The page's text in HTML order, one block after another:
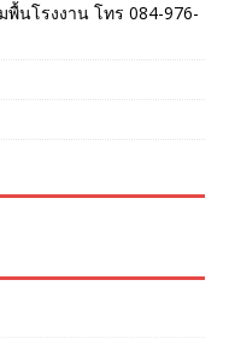
นโรงงาน โทร 084-976-